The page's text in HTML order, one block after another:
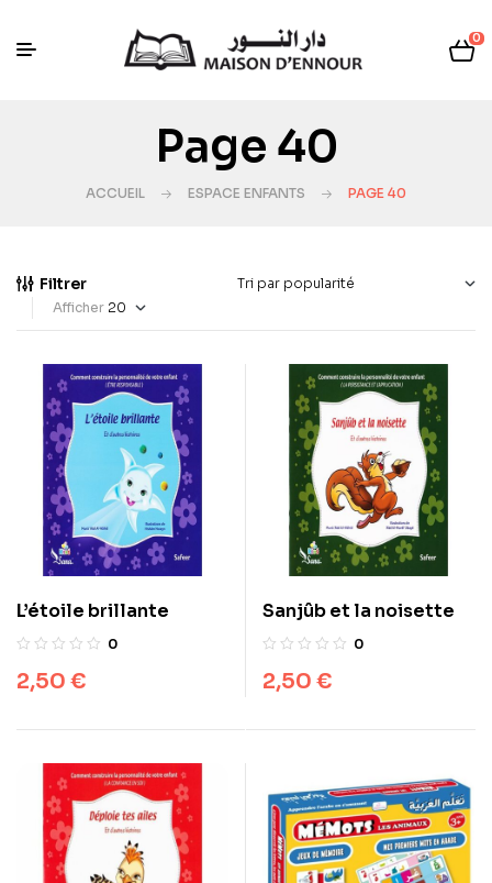
0
Page 40
ACCUEIL ESPACE ENFANTS PAGE 40
Filtrer
Afficher
L’étoile brillante
0
2,50 €
Sanjûb et la noisette
0
2,50 €